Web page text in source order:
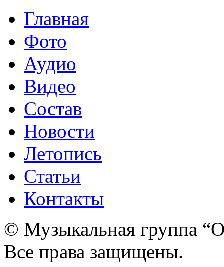
Главная
Фото
Аудио
Видео
Состав
Новости
Летопись
Статьи
Контакты
© Музыкальная группа
Все права защищены.